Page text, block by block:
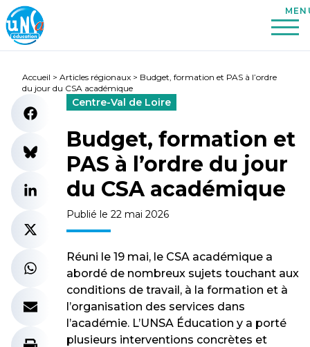
Accueil > Articles régionaux > Budget, formation et PAS à l’ordre
du jour du CSA académique
Centre-Val de Loire
Budget, formation et
PAS à l’ordre du jour
du CSA académique
Publié le 22 mai 2026
Réuni le 19 mai, le CSA académique a
abordé de nombreux sujets touchant aux
conditions de travail, à la formation et à
l’organisation des services dans
l’académie. L’UNSA Éducation y a porté
plusieurs interventions concrètes et